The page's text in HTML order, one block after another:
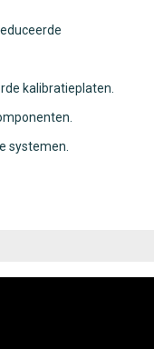
kalibratieplaten.
systemen.